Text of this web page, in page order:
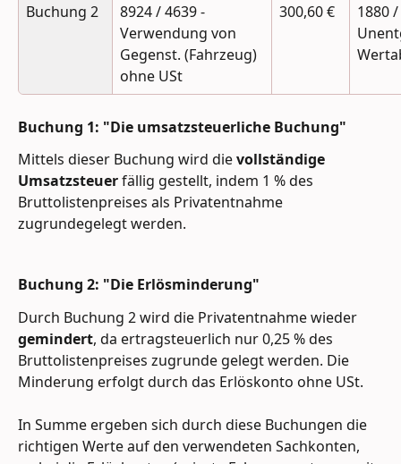
Buchung 2
8924 / 4639 -
Verwendung von
Gegenst. (Fahrzeug)
ohne USt
300,60 €
1880
Buchung 1: "Die umsatzsteuerliche Buchung"
Mittels dieser Buchung wird die vollständige
Umsatzsteuer fällig gestellt, indem 1 % des
Bruttolistenpreises als Privatentnahme
zugrundegelegt werden.
Buchung 2: "Die Erlösminderung"
Durch Buchung 2 wird die Privatentnahme wieder
gemindert, da ertragsteuerlich nur 0,25 % des
Bruttolistenpreises zugrunde gelegt werden. Die
Minderung erfolgt durch das Erlöskonto ohne USt.
In Summe ergeben sich durch diese Buchungen die
richtigen Werte auf den verwendeten Sachkonten,